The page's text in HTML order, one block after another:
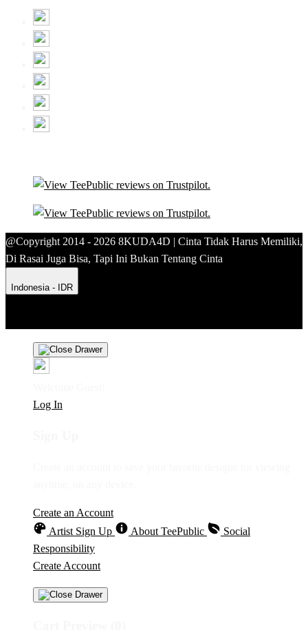
@Copyright 2014 - 2026 8KUDA4D | Cinta Tidak Harus Memiliki,
Di Rasai Juga Bisa, Tapi Ini Bukan Tentang Cinta
Indonesia - IDR
Log In
Create an Account
Artist Sign Up
About TeePublic
Social
Responsibility
Create Account